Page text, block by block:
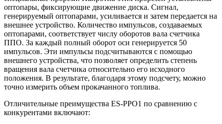
оптопары, фиксирующие движение диска. Сигнал,
генерируемый оптопарами, усиливается и затем передается на
внешнее устройство. Количество импульсов, создаваемых
оптопарами, соответствует числу оборотов вала счетчика
ППО. За каждый полный оборот оси генерируется 50
импульсов. Эти импульсы подсчитываются с помощью
внешнего устройства, что позволяет определить степень
вращения вала счетчика относительно его исходного
положения. В результате, благодаря этому подсчету, можно
точно измерить объем прокачанного топлива.
Отличительные преимущества ES-PPO1 по сравнению с
конкурентами включают: